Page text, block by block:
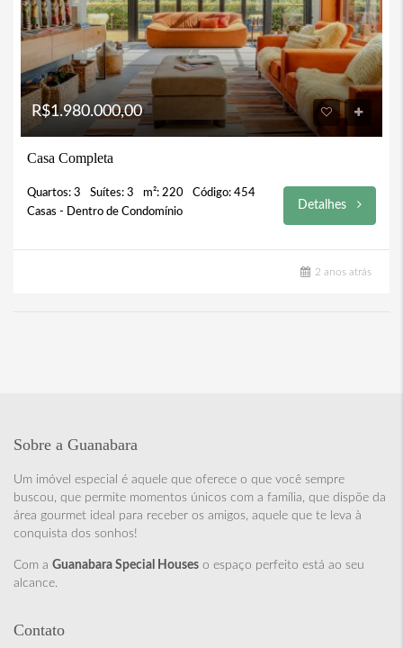
R$1.980.000,00
Casa Completa
Quartos: 3 Suítes: 3 m²: 220
Código: 454
Casas - Dentro de Condomínio
Detalhes
2 anos atrás
Sobre a Guanabara
Um imóvel especial é aquele que oferece o que você sempre
buscou, que permite momentos únicos com a família, que dispõe da
área gourmet ideal para receber os amigos, aquele que te leva à
conquista dos sonhos!
Com a Guanabara Special Houses o espaço perfeito está ao seu
alcance.
Contato